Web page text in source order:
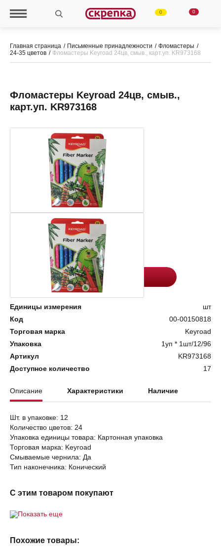
0 0
Главная страница Письменные принадлежности
Фломастеры
24-35 цветов
Фломастеры Keyroad 24цв, смыв., карт.уп. KR973168
Цена:
213
Добавить в корзину
Фломастеры Keyroad 24цв, смыв.,
карт.уп. KR973168
Единицы измерения
шт
Код
00-00150818
Торговая марка
Keyroad
Упаковка
1уп * 1шт/12/96
Артикул
KR973168
Доступное количество
17
Описание Характеристики Наличие
Шт. в упаковке: 12
Количество цветов: 24
Упаковка единицы товара: Картонная упаковка
Торговая марка: Keyroad
Смываемые чернила: Да
Тип наконечника: Конический
С этим товаром покупают
Показать еще
Похожие товары: